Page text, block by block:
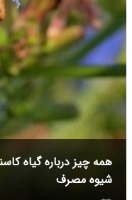
همه چیز درباره گیاه
شیوه مصرف